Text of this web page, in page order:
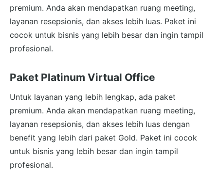
premium. Anda akan mendapatkan ruang meeting,
layanan resepsionis, dan akses lebih luas. Paket ini
cocok untuk bisnis yang lebih besar dan ingin tampil
profesional.
Paket Platinum Virtual Office
Untuk layanan yang lebih lengkap, ada paket
premium. Anda akan mendapatkan ruang meeting,
layanan resepsionis, dan akses lebih luas dengan
benefit yang lebih dari paket Gold. Paket ini cocok
untuk bisnis yang lebih besar dan ingin tampil
profesional.